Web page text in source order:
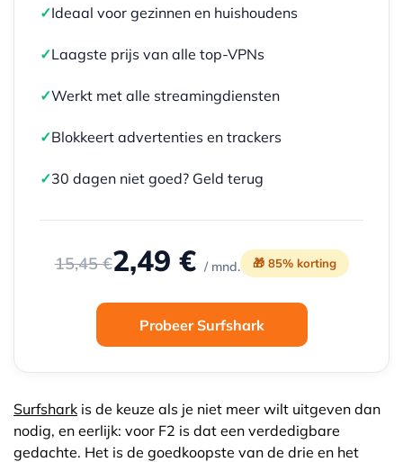
✓Ideaal voor gezinnen en huishoudens
✓Laagste prijs van alle top-VPNs
✓Werkt met alle streamingdiensten
✓Blokkeert advertenties en trackers
✓30 dagen niet goed? Geld terug
15,45 €2,49 € / mnd. 🎁 85% korting
Probeer Surfshark
Surfshark is de keuze als je niet meer wilt uitgeven dan
nodig, en eerlijk: voor F2 is dat een verdedigbare
gedachte. Het is de goedkoopste van de drie en het